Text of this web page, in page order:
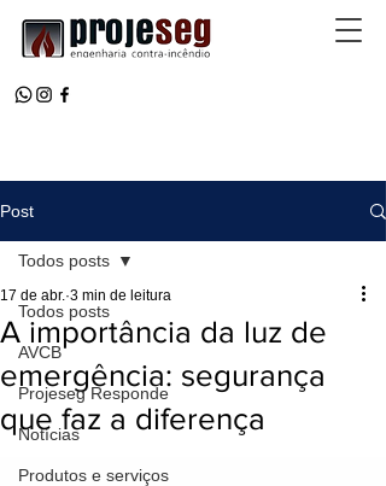
Post
Todos posts
AVCB
Projeseg Responde
Notícias
Produtos e serviços
Todos posts
A importância da luz de
emergência: segurança
que faz a diferença
17 de abr. 3 min de leitura